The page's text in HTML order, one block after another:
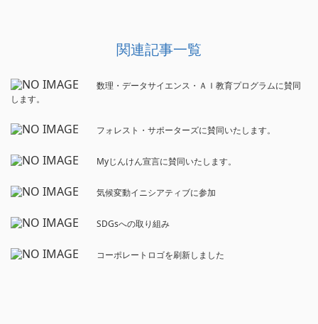
関連記事一覧
数理・データサイエンス・ＡＩ教育プログラムに賛同
します。
フォレスト・サポーターズに賛同いたします。
Myじんけん宣言に賛同いたします。
気候変動イニシアティブに参加
SDGsへの取り組み
コーポレートロゴを刷新しました